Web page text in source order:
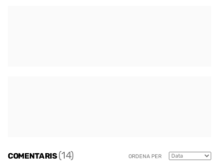
COMENTARIS(14) ORDENA PER